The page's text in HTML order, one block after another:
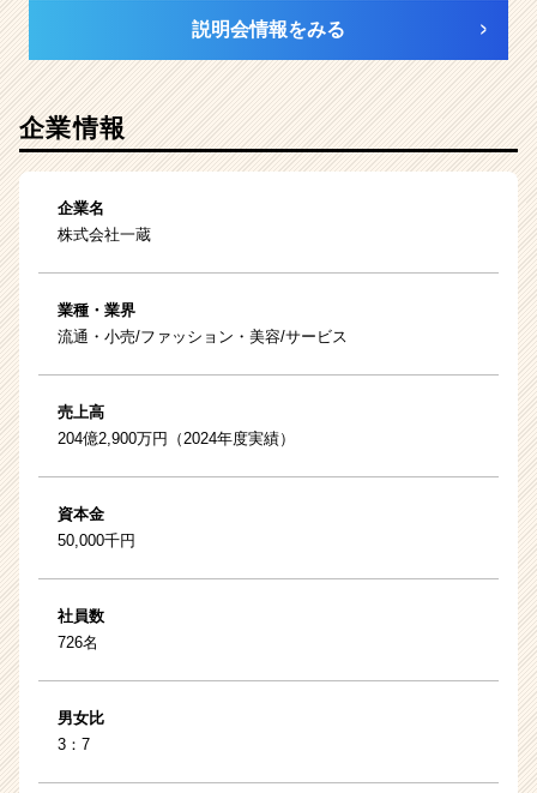
説明会情報をみる
企業情報
企業名
株式会社一蔵
業種・業界
流通・小売/ファッション・美容/サービス
売上高
204億2,900万円（2024年度実績）
資本金
50,000千円
社員数
726名
男女比
3：7